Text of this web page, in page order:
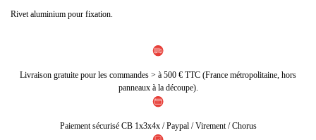
Rivet aluminium pour fixation.
Livraison gratuite pour les commandes > à 500 € TTC (France métropolitaine, hors
panneaux à la découpe).
Paiement sécurisé CB 1x3x4x / Paypal / Virement / Chorus